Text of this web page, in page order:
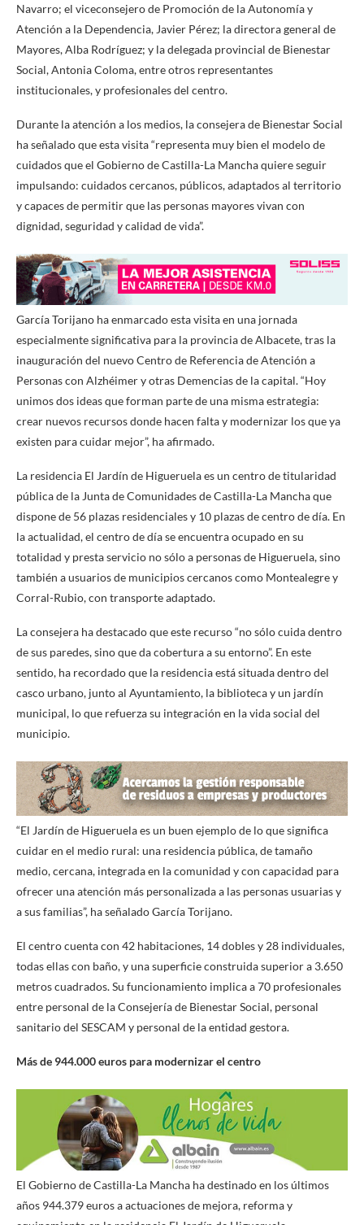
Navarro; el viceconsejero de Promoción de la Autonomía y
Atención a la Dependencia, Javier Pérez; la directora general de
Mayores, Alba Rodríguez; y la delegada provincial de Bienestar
Social, Antonia Coloma, entre otros representantes
institucionales, y profesionales del centro.
Durante la atención a los medios, la consejera de Bienestar Social
ha señalado que esta visita “representa muy bien el modelo de
cuidados que el Gobierno de Castilla-La Mancha quiere seguir
impulsando: cuidados cercanos, públicos, adaptados al territorio
y capaces de permitir que las personas mayores vivan con
dignidad, seguridad y calidad de vida”.
García Torijano ha enmarcado esta visita en una jornada
especialmente significativa para la provincia de Albacete, tras la
inauguración del nuevo Centro de Referencia de Atención a
Personas con Alzhéimer y otras Demencias de la capital. “Hoy
unimos dos ideas que forman parte de una misma estrategia:
crear nuevos recursos donde hacen falta y modernizar los que ya
existen para cuidar mejor”, ha afirmado.
La residencia El Jardín de Higueruela es un centro de titularidad
pública de la Junta de Comunidades de Castilla-La Mancha que
dispone de 56 plazas residenciales y 10 plazas de centro de día. En
la actualidad, el centro de día se encuentra ocupado en su
totalidad y presta servicio no sólo a personas de Higueruela, sino
también a usuarios de municipios cercanos como Montealegre y
Corral-Rubio, con transporte adaptado.
La consejera ha destacado que este recurso “no sólo cuida dentro
de sus paredes, sino que da cobertura a su entorno”. En este
sentido, ha recordado que la residencia está situada dentro del
casco urbano, junto al Ayuntamiento, la biblioteca y un jardín
municipal, lo que refuerza su integración en la vida social del
municipio.
“El Jardín de Higueruela es un buen ejemplo de lo que significa
cuidar en el medio rural: una residencia pública, de tamaño
medio, cercana, integrada en la comunidad y con capacidad para
ofrecer una atención más personalizada a las personas usuarias y
a sus familias”, ha señalado García Torijano.
El centro cuenta con 42 habitaciones, 14 dobles y 28 individuales,
todas ellas con baño, y una superficie construida superior a 3.650
metros cuadrados. Su funcionamiento implica a 70 profesionales
entre personal de la Consejería de Bienestar Social, personal
sanitario del SESCAM y personal de la entidad gestora.
Más de 944.000 euros para modernizar el centro
El Gobierno de Castilla-La Mancha ha destinado en los últimos
años 944.379 euros a actuaciones de mejora, reforma y